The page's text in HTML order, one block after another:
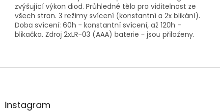
zvýšující výkon diod. Průhledné tělo pro viditelnost ze
všech stran. 3 režimy svícení (konstantní a 2x blikání).
Doba svícení: 60h - konstantní svícení, až 120h -
blikačka. Zdroj 2xLR-03 (AAA) baterie - jsou přiloženy.
Z
aInstagram